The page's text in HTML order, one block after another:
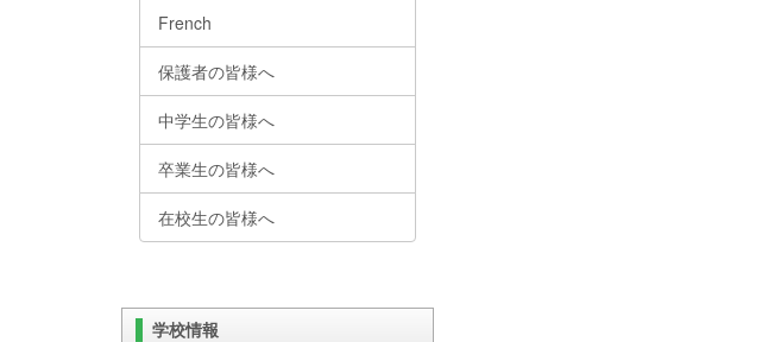
French
保護者の皆様へ
中学生の皆様へ
卒業生の皆様へ
在校生の皆様へ
学校情報